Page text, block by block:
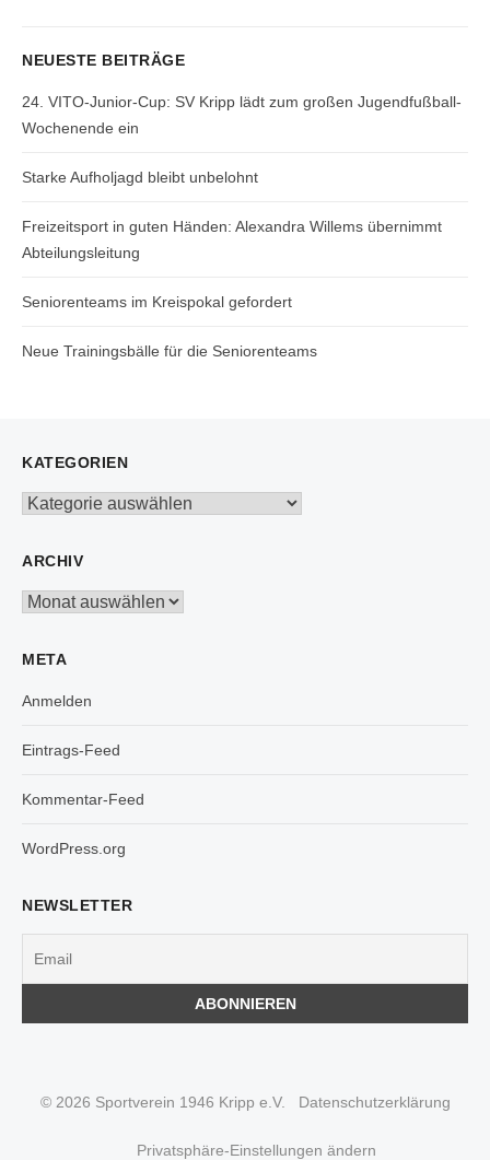
NEUESTE BEITRÄGE
24. VITO-Junior-Cup: SV Kripp lädt zum großen Jugendfußball-
Wochenende ein
Starke Aufholjagd bleibt unbelohnt
Freizeitsport in guten Händen: Alexandra Willems übernimmt
Abteilungsleitung
Seniorenteams im Kreispokal gefordert
Neue Trainingsbälle für die Seniorenteams
KATEGORIEN
Kategorien
ARCHIV
Archiv
META
Anmelden
Eintrags-Feed
Kommentar-Feed
WordPress.org
NEWSLETTER
© 2026 Sportverein 1946 Kripp e.V. Datenschutzerklärung
Privatsphäre-Einstellungen ändern